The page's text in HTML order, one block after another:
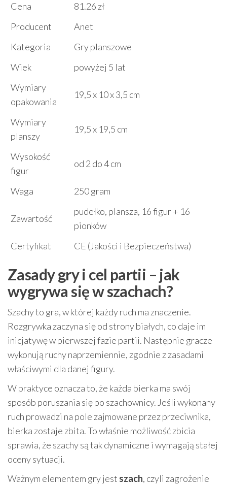
Cena
81.26 zł
Producent
Anet
Kategoria
Gry planszowe
Wiek
powyżej 5 lat
Wymiary
opakowania
19,5 x 10 x 3,5 cm
Wymiary
planszy
19,5 x 19,5 cm
Wysokość
figur
od 2 do 4 cm
Waga 250 gram
Zawartość
pudełko, plansza, 16 figur + 16
pionków
Certyfikat
CE (Jakości i Bezpieczeństwa)
Zasady gry i cel partii – jak
wygrywa się w szachach?
Szachy to gra, w której każdy ruch ma znaczenie.
Rozgrywka zaczyna się od strony białych, co daje im
inicjatywę w pierwszej fazie partii. Następnie gracze
wykonują ruchy naprzemiennie, zgodnie z zasadami
właściwymi dla danej figury.
W praktyce oznacza to, że każda bierka ma swój
sposób poruszania się po szachownicy. Jeśli wykonany
ruch prowadzi na pole zajmowane przez przeciwnika,
bierka zostaje zbita. To właśnie możliwość zbicia
sprawia, że szachy są tak dynamiczne i wymagają stałej
oceny sytuacji.
Ważnym elementem gry jest szach, czyli zagrożenie